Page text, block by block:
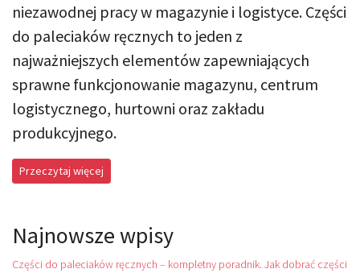
niezawodnej pracy w magazynie i logistyce. Części
do paleciaków ręcznych to jeden z
najważniejszych elementów zapewniających
sprawne funkcjonowanie magazynu, centrum
logistycznego, hurtowni oraz zakładu
produkcyjnego.
Przeczytaj więcej
Najnowsze wpisy
Części do paleciaków ręcznych – kompletny poradnik. Jak dobrać części